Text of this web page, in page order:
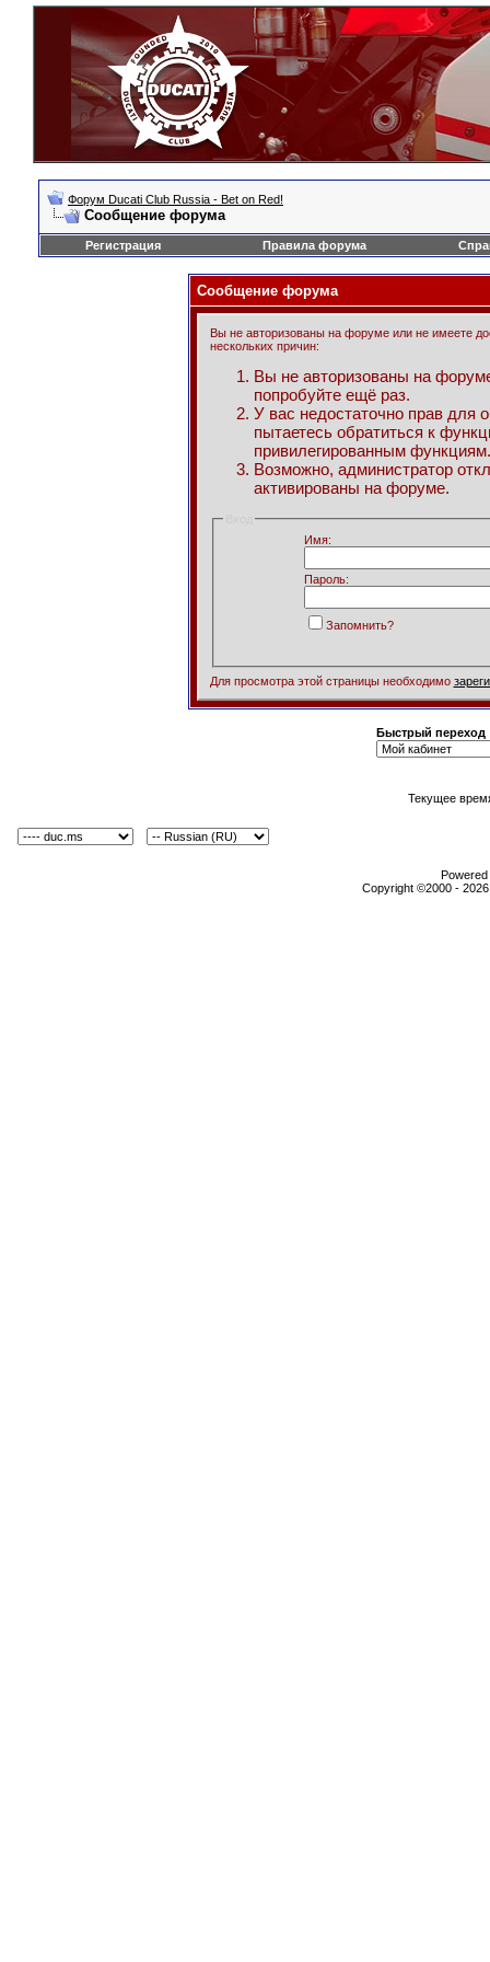
Форум Ducati Club Russia - Bet on Red!
Сообщение форума
Регистрация Правила форума
Сообщение форума
Вы не авторизованы на форуме или не имеете
нескольких причин:
Вы не авторизованы на
попробуйте ещё раз.
У вас недостаточно прав для
пытаетесь обратиться к
привилегированным функциям.
Возможно, администратор
активированы на форуме.
Имя:
Пароль:
Запомнить?
Для просмотра этой страницы необходимо
Быстрый переход
Текущее
Copyright ©2000 -